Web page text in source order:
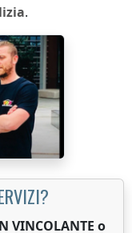
.
VINCOLANTE o